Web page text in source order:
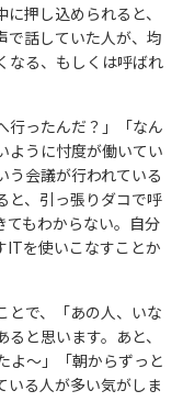
押し込められると、
で話していた人が、均
なる、もしくは呼ばれ
行ったんだ？」「なん
ように忖度が働いてい
う会議が行われている
と、引っ張りダコで呼
てもわからない。自分
ITを使いこなすことか
とで、「あの人、いな
と思います。あと、
よ～」「朝からずっと
いる人が多い気がしま